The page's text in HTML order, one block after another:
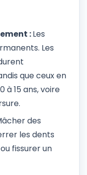
:Les
Les
que ceux en
à 15 ans, voire
des
les dents
fissurer un